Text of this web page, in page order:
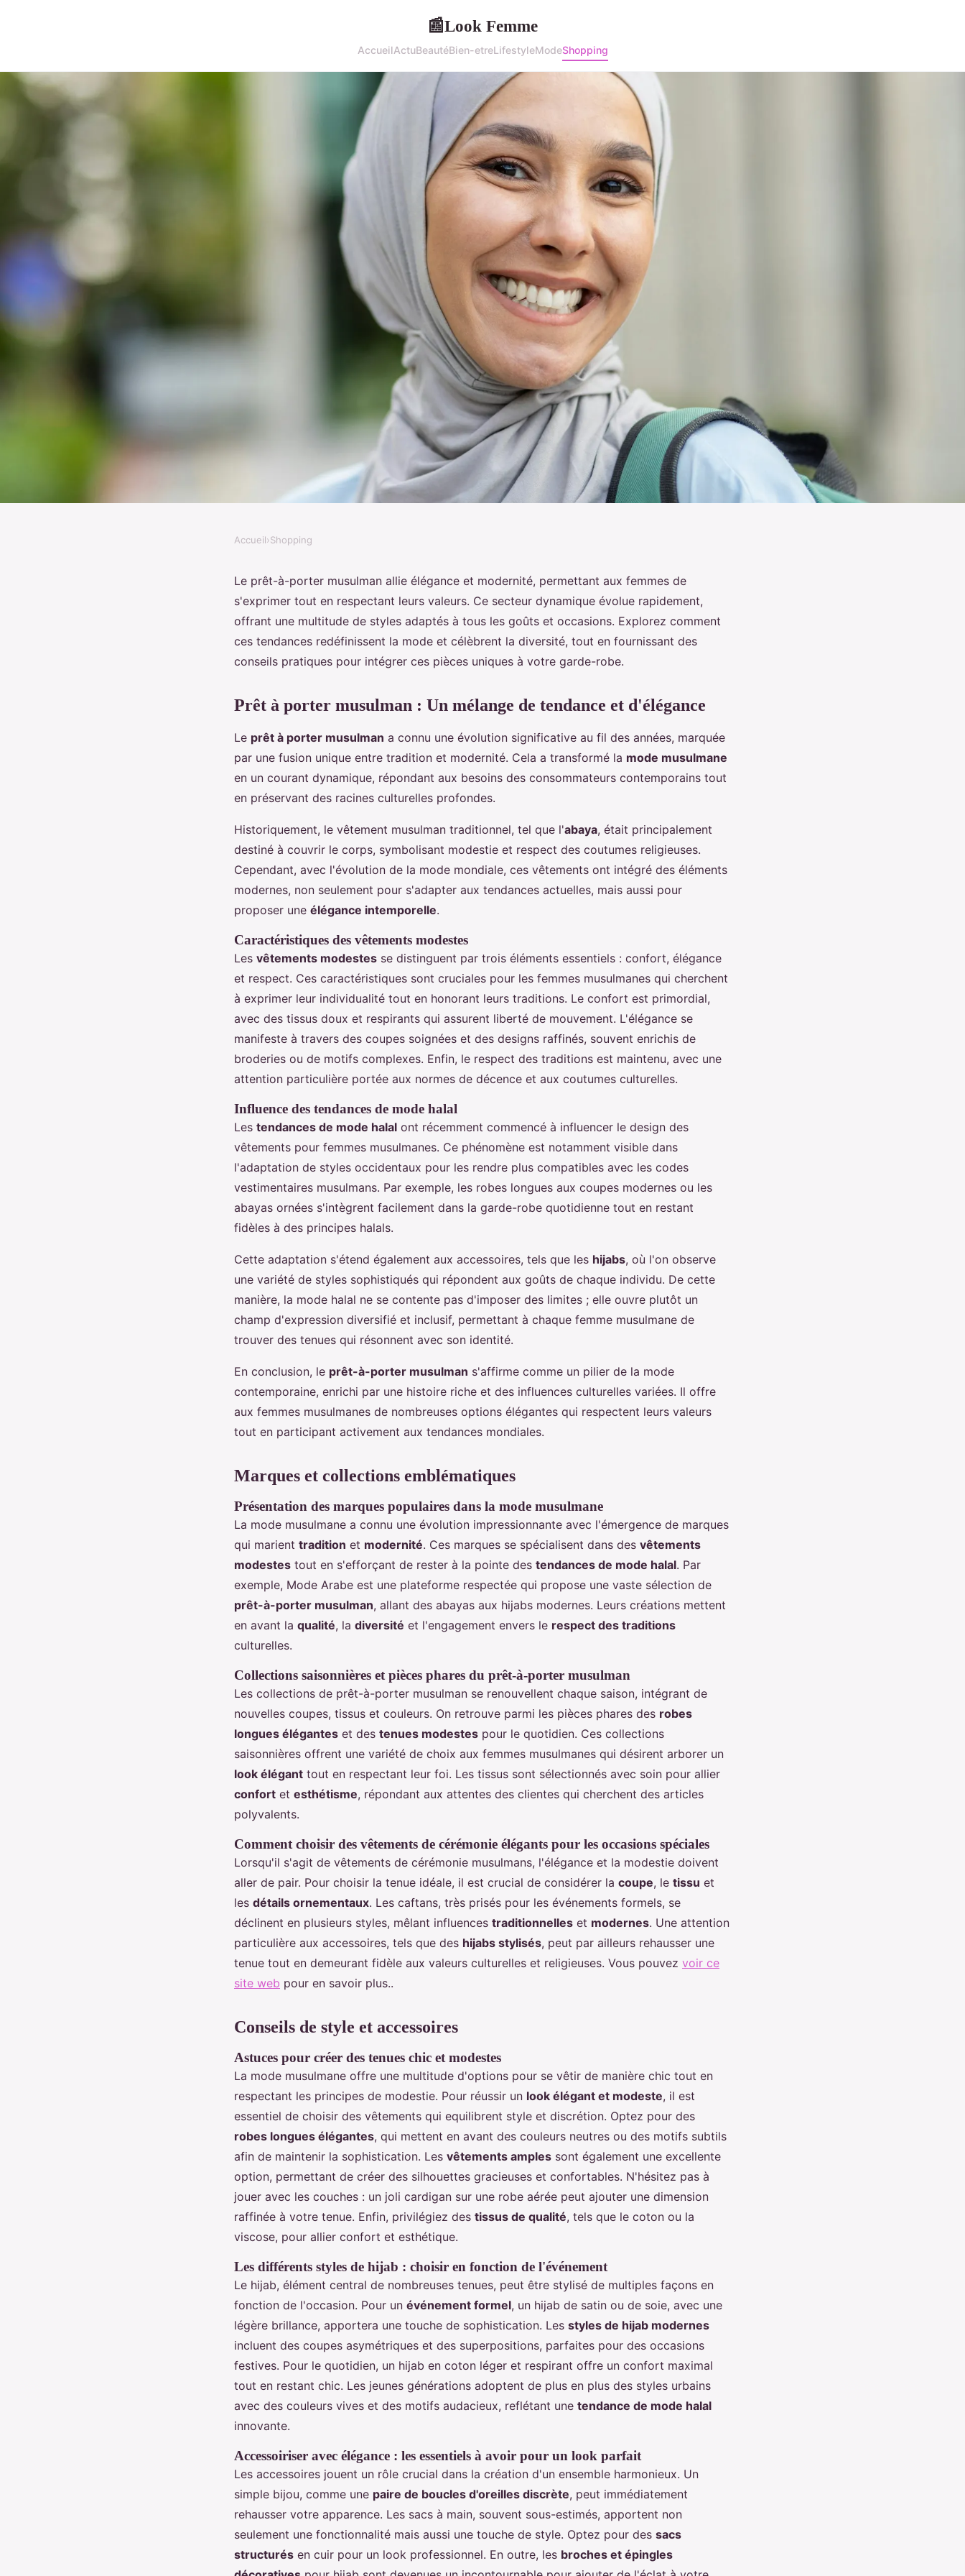
📰Look Femme
AccueilActuBeautéBien-etreLifestyleModeShopping
Prêt à porter musulman : tendance et
élégance à portée de main
Accueil›Shopping
Le prêt-à-porter musulman allie élégance et modernité, permettant aux femmes de
s'exprimer tout en respectant leurs valeurs. Ce secteur dynamique évolue rapidement,
offrant une multitude de styles adaptés à tous les goûts et occasions. Explorez comment
ces tendances redéfinissent la mode et célèbrent la diversité, tout en fournissant des
conseils pratiques pour intégrer ces pièces uniques à votre garde-robe.
Prêt à porter musulman : Un mélange de tendance et d'élégance
Le prêt à porter musulman a connu une évolution significative au fil des années, marquée
par une fusion unique entre tradition et modernité. Cela a transformé la mode musulmane
en un courant dynamique, répondant aux besoins des consommateurs contemporains tout
en préservant des racines culturelles profondes.
Historiquement, le vêtement musulman traditionnel, tel que l'abaya, était principalement
destiné à couvrir le corps, symbolisant modestie et respect des coutumes religieuses.
Cependant, avec l'évolution de la mode mondiale, ces vêtements ont intégré des éléments
modernes, non seulement pour s'adapter aux tendances actuelles, mais aussi pour
proposer une élégance intemporelle.
Caractéristiques des vêtements modestes
Les vêtements modestes se distinguent par trois éléments essentiels : confort, élégance
et respect. Ces caractéristiques sont cruciales pour les femmes musulmanes qui cherchent
à exprimer leur individualité tout en honorant leurs traditions. Le confort est primordial,
avec des tissus doux et respirants qui assurent liberté de mouvement. L'élégance se
manifeste à travers des coupes soignées et des designs raffinés, souvent enrichis de
broderies ou de motifs complexes. Enfin, le respect des traditions est maintenu, avec une
attention particulière portée aux normes de décence et aux coutumes culturelles.
Influence des tendances de mode halal
Les tendances de mode halal ont récemment commencé à influencer le design des
vêtements pour femmes musulmanes. Ce phénomène est notamment visible dans
l'adaptation de styles occidentaux pour les rendre plus compatibles avec les codes
vestimentaires musulmans. Par exemple, les robes longues aux coupes modernes ou les
abayas ornées s'intègrent facilement dans la garde-robe quotidienne tout en restant
fidèles à des principes halals.
Cette adaptation s'étend également aux accessoires, tels que les hijabs, où l'on observe
une variété de styles sophistiqués qui répondent aux goûts de chaque individu. De cette
manière, la mode halal ne se contente pas d'imposer des limites ; elle ouvre plutôt un
champ d'expression diversifié et inclusif, permettant à chaque femme musulmane de
trouver des tenues qui résonnent avec son identité.
En conclusion, le prêt-à-porter musulman s'affirme comme un pilier de la mode
contemporaine, enrichi par une histoire riche et des influences culturelles variées. Il offre
aux femmes musulmanes de nombreuses options élégantes qui respectent leurs valeurs
tout en participant activement aux tendances mondiales.
Marques et collections emblématiques
Présentation des marques populaires dans la mode musulmane
La mode musulmane a connu une évolution impressionnante avec l'émergence de marques
qui marient tradition et modernité. Ces marques se spécialisent dans des vêtements
modestes tout en s'efforçant de rester à la pointe des tendances de mode halal. Par
exemple, Mode Arabe est une plateforme respectée qui propose une vaste sélection de
prêt-à-porter musulman, allant des abayas aux hijabs modernes. Leurs créations mettent
en avant la qualité, la diversité et l'engagement envers le respect des traditions
culturelles.
Collections saisonnières et pièces phares du prêt-à-porter musulman
Les collections de prêt-à-porter musulman se renouvellent chaque saison, intégrant de
nouvelles coupes, tissus et couleurs. On retrouve parmi les pièces phares des robes
longues élégantes et des tenues modestes pour le quotidien. Ces collections
saisonnières offrent une variété de choix aux femmes musulmanes qui désirent arborer un
look élégant tout en respectant leur foi. Les tissus sont sélectionnés avec soin pour allier
confort et esthétisme, répondant aux attentes des clientes qui cherchent des articles
polyvalents.
Comment choisir des vêtements de cérémonie élégants pour les occasions spéciales
Lorsqu'il s'agit de vêtements de cérémonie musulmans, l'élégance et la modestie doivent
aller de pair. Pour choisir la tenue idéale, il est crucial de considérer la coupe, le tissu et
les détails ornementaux. Les caftans, très prisés pour les événements formels, se
déclinent en plusieurs styles, mêlant influences traditionnelles et modernes. Une attention
particulière aux accessoires, tels que des hijabs stylisés, peut par ailleurs rehausser une
tenue tout en demeurant fidèle aux valeurs culturelles et religieuses. Vous pouvez voir ce
site web pour en savoir plus..
Conseils de style et accessoires
Astuces pour créer des tenues chic et modestes
La mode musulmane offre une multitude d'options pour se vêtir de manière chic tout en
respectant les principes de modestie. Pour réussir un look élégant et modeste, il est
essentiel de choisir des vêtements qui equilibrent style et discrétion. Optez pour des
robes longues élégantes, qui mettent en avant des couleurs neutres ou des motifs subtils
afin de maintenir la sophistication. Les vêtements amples sont également une excellente
option, permettant de créer des silhouettes gracieuses et confortables. N'hésitez pas à
jouer avec les couches : un joli cardigan sur une robe aérée peut ajouter une dimension
raffinée à votre tenue. Enfin, privilégiez des tissus de qualité, tels que le coton ou la
viscose, pour allier confort et esthétique.
Les différents styles de hijab : choisir en fonction de l'événement
Le hijab, élément central de nombreuses tenues, peut être stylisé de multiples façons en
fonction de l'occasion. Pour un événement formel, un hijab de satin ou de soie, avec une
légère brillance, apportera une touche de sophistication. Les styles de hijab modernes
incluent des coupes asymétriques et des superpositions, parfaites pour des occasions
festives. Pour le quotidien, un hijab en coton léger et respirant offre un confort maximal
tout en restant chic. Les jeunes générations adoptent de plus en plus des styles urbains
avec des couleurs vives et des motifs audacieux, reflétant une tendance de mode halal
innovante.
Accessoiriser avec élégance : les essentiels à avoir pour un look parfait
Les accessoires jouent un rôle crucial dans la création d'un ensemble harmonieux. Un
simple bijou, comme une paire de boucles d'oreilles discrète, peut immédiatement
rehausser votre apparence. Les sacs à main, souvent sous-estimés, apportent non
seulement une fonctionnalité mais aussi une touche de style. Optez pour des sacs
structurés en cuir pour un look professionnel. En outre, les broches et épingles